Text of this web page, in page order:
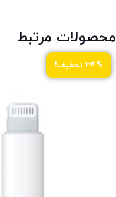
محصولات مرتبط
۳۴% تخفیف!